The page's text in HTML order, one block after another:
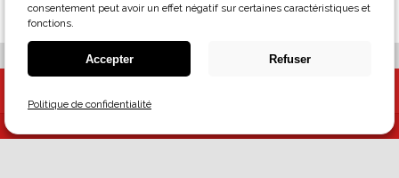
consentement peut avoir un effet négatif sur certaines caractéristiques et
fonctions.
Accepter Refuser
Politique de confidentialité